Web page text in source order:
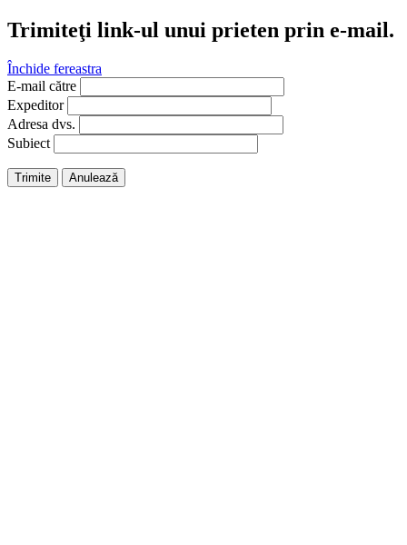
Trimiteţi link-ul unui prieten prin e-mail.
Închide fereastra
E-mail către
Expeditor
Adresa dvs.
Subiect
Trimite Anulează